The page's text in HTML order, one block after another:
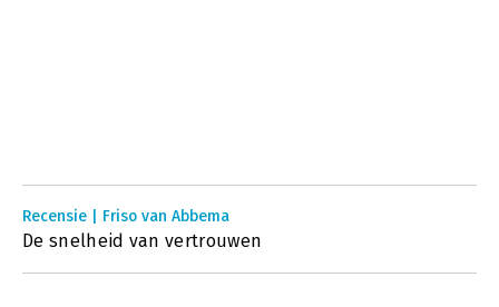
Recensie | Friso van Abbema
De snelheid van vertrouwen